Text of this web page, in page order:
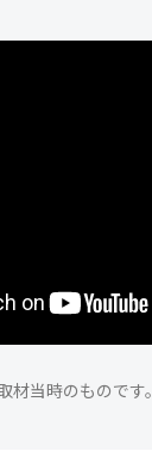
材当時のものです。